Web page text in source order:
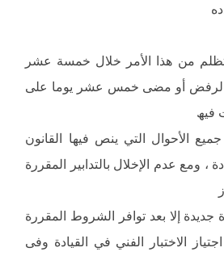
من ھذا الأمر خلال خمسة عشر
بالرفض أو مضى خمس عشر یوما على
فیھ
في جمیع الأحوال التي ینص فیھا القانون
، ومع عدم الإخلال بالتدابیر المقررة
إلا بعد توافر الشروط المقررة
الاختبار الفني في القیادة وفى